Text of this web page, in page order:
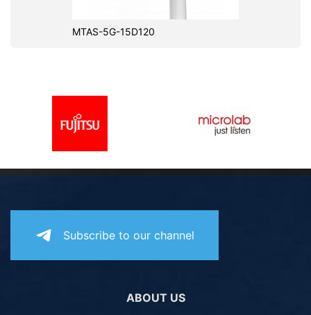
MTAS-5G-15D120
Subscribe to our channel
ABOUT US